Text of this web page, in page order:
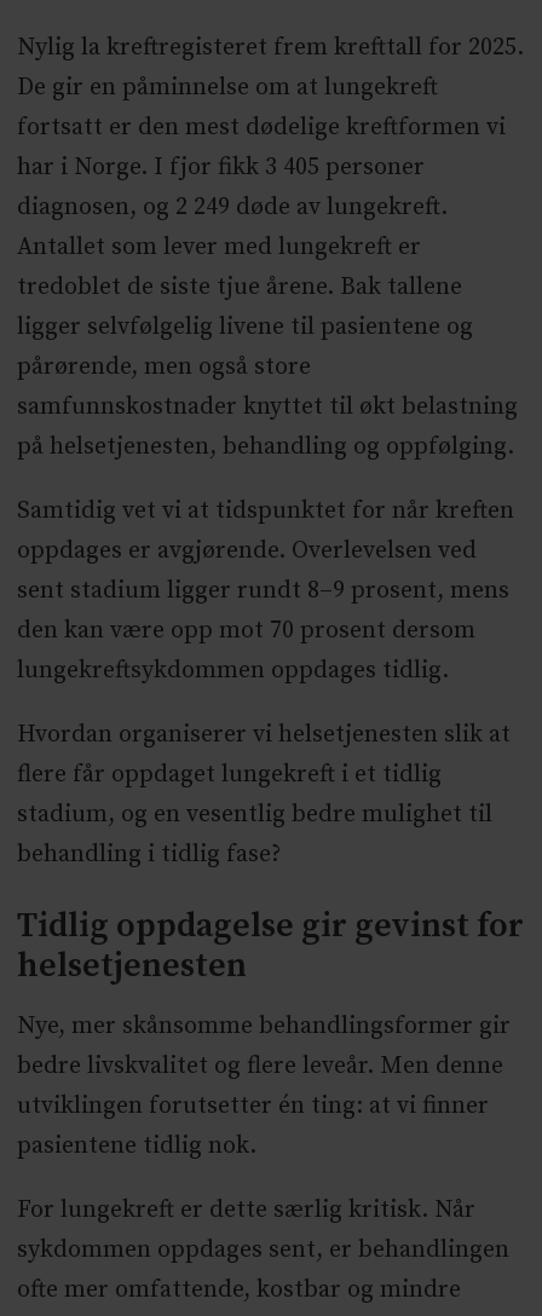
Nylig la kreftregisteret frem krefttall for 2025.
De gir en påminnelse om at lungekreft
fortsatt er den mest dødelige kreftformen vi
har i Norge. I fjor fikk 3 405 personer
diagnosen, og 2 249 døde av lungekreft.
Antallet som lever med lungekreft er
tredoblet de siste tjue årene. Bak tallene
ligger selvfølgelig livene til pasientene og
pårørende, men også store
samfunnskostnader knyttet til økt belastning
på helsetjenesten, behandling og oppfølging.
Samtidig vet vi at tidspunktet for når kreften
oppdages er avgjørende. Overlevelsen ved
sent stadium ligger rundt 8–9 prosent, mens
den kan være opp mot 70 prosent dersom
lungekreftsykdommen oppdages tidlig.
Hvordan organiserer vi helsetjenesten slik at
flere får oppdaget lungekreft i et tidlig
stadium, og en vesentlig bedre mulighet til
behandling i tidlig fase?
Tidlig oppdagelse gir gevinst for
helsetjenesten
Nye, mer skånsomme behandlingsformer gir
bedre livskvalitet og flere leveår. Men denne
utviklingen forutsetter én ting: at vi finner
pasientene tidlig nok.
For lungekreft er dette særlig kritisk. Når
sykdommen oppdages sent, er behandlingen
ofte mer omfattende, kostbar og mindre